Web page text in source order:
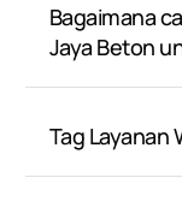
Bagaimana
Jaya Beton
Tag Layanan